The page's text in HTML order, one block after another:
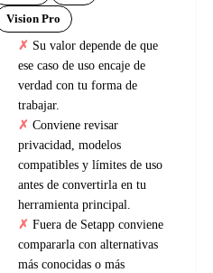
Vision Pro
Su valor depende de que
ese caso de uso encaje de
verdad con tu forma de
trabajar.
Conviene revisar
privacidad, modelos
compatibles y límites de uso
antes de convertirla en tu
herramienta principal.
Fuera de Setapp conviene
compararla con alternativas
más conocidas o más